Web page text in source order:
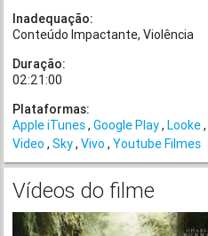
Inadequação:
Conteúdo Impactante Violência
Duração:
02:21:00
Plataformas:
Apple iTunes Google Play Looke
Video Sky Vivo Youtube Filmes
Vídeos do filme